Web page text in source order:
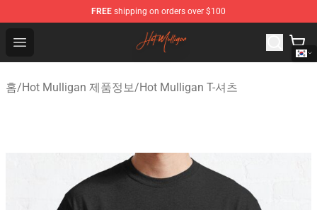
FREE shipping on orders over $100
Open menu
Hot Mulligan Shop - Official Hot Mulligan Merchandise
홈/Hot Mulligan 제품정보/Hot Mulligan T-셔츠